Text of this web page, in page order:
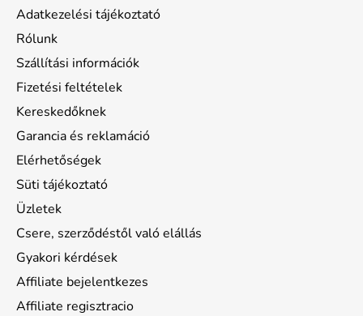
Adatkezelési tájékoztató
Rólunk
Szállítási információk
Fizetési feltételek
Kereskedőknek
Garancia és reklamáció
Elérhetőségek
Süti tájékoztató
Üzletek
Csere, szerződéstől való elállás
Gyakori kérdések
Affiliate bejelentkezes
Affiliate regisztracio